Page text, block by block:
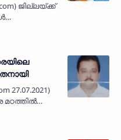
ജില്ലയ്ക്ക്
കേരള
27.07.2021)
മഠത്തില്‍
(55)